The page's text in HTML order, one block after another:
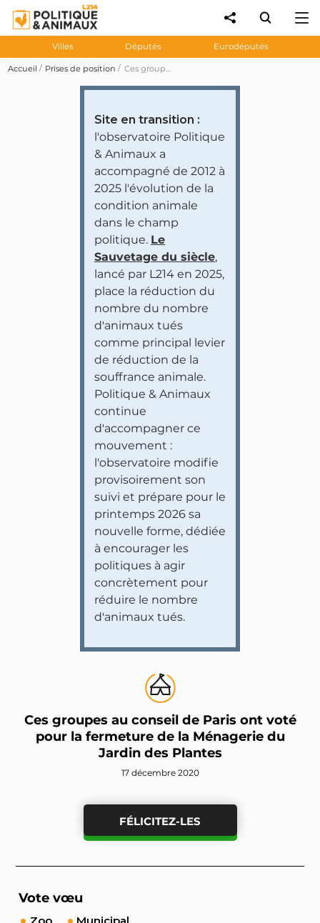
Villes Députés Eurodéputés
Accueil Prises de position Ces groupes au conseil de Paris ont voté pour la fermeture de la Ménagerie du Jardin des Plantes
Site en transition :
l'observatoire Politique
& Animaux a
accompagné de 2012 à
2025 l'évolution de la
condition animale
dans le champ
politique. Le
Sauvetage du siècle,
lancé par L214 en 2025,
place la réduction du
nombre du nombre
d'animaux tués
comme principal levier
de réduction de la
souffrance animale.
Politique & Animaux
continue
d'accompagner ce
mouvement :
l'observatoire modifie
provisoirement son
suivi et prépare pour le
printemps 2026 sa
nouvelle forme, dédiée
à encourager les
politiques à agir
concrètement pour
réduire le nombre
d'animaux tués.
Ces groupes au conseil de Paris ont voté
pour la fermeture de la Ménagerie du
Jardin des Plantes
17 décembre 2020
FÉLICITEZ-LES
Vote vœu